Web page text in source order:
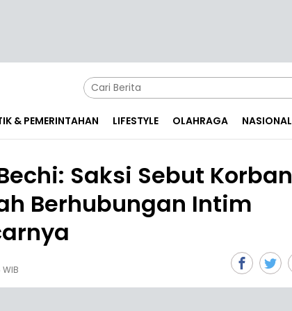
& PEMERINTAHAN LIFESTYLE OLAHRAGA NASIONAL
Saksi Sebut Korban
Berhubungan Intim
WIB